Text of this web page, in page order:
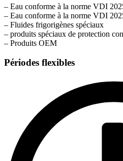
– Eau conforme à la norme VDI
– Eau conforme à la norme VDI
– Fluides frigorigènes spéciaux
– produits spéciaux de protection
– Produits OEM
Périodes flexibles